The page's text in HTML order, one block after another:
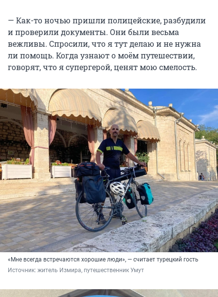
— Как-то ночью пришли полицейские, разбудили
и проверили документы. Они были весьма
вежливы. Спросили, что я тут делаю и не нужна
ли помощь. Когда узнают о моём путешествии,
говорят, что я супергерой, ценят мою смелость.
«Мне всегда встречаются хорошие люди», — считает турецкий гость
Источник: житель Измира, путешественник Умут